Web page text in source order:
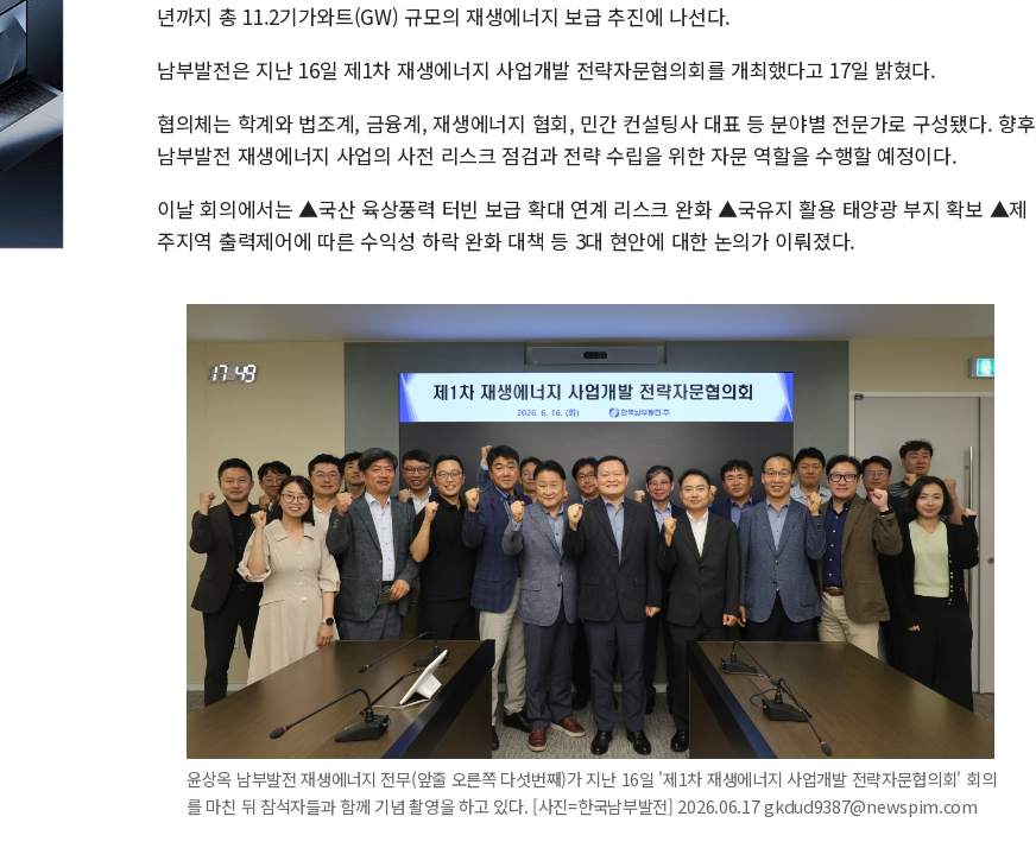
년까지 총 11.2기가와트(GW) 규모의 재생에너지 보급 추진에 나선다.
남부발전은 지난 16일 제1차 재생에너지 사업개발 전략자문협의회를 개최했다고 17일 밝혔다.
협의체는 학계와 법조계, 금융계, 재생에너지 협회, 민간 컨설팅사 대표 등 분야별 전문가로 구성됐다. 향후
남부발전 재생에너지 사업의 사전 리스크 점검과 전략 수립을 위한 자문 역할을 수행할 예정이다.
이날 회의에서는 ▲국산 육상풍력 터빈 보급 확대 연계 리스크 완화 ▲국유지 활용 태양광 부지 확보 ▲제
주지역 출력제어에 따른 수익성 하락 완화 대책 등 3대 현안에 대한 논의가 이뤄졌다.
윤상옥 남부발전 재생에너지 전무(앞줄 오른쪽 다섯번째)가 지난 16일 '제1차 재생에너지 사업개발 전략자문협의회' 회의
를 마친 뒤 참석자들과 함께 기념 촬영을 하고 있다. [사진=한국남부발전] 2026.06.17 gkdud9387@newspim.com